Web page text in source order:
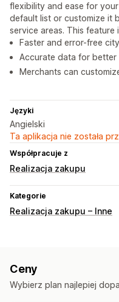
flexibility and ease for
default list or customize it
service areas. This feature
Faster and error-free
Accurate data for better
Merchants can
Języki
Angielski
Ta aplikacja nie została
Współpracuje z
Realizacja zakupu
Kategorie
Realizacja zakupu – Inne
Ceny
Wybierz plan najlepiej